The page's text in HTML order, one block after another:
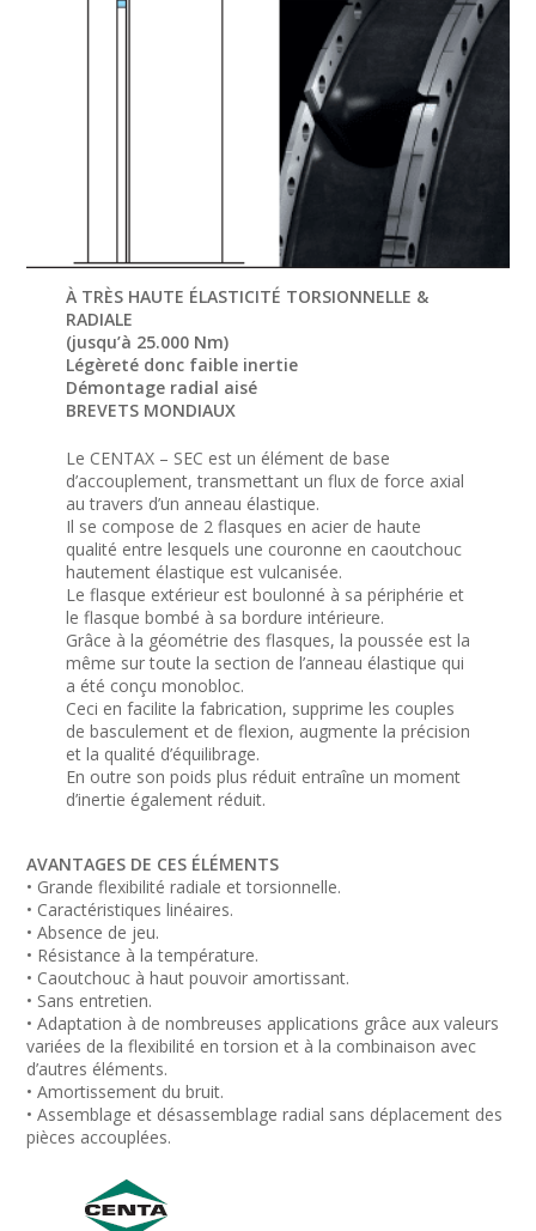
À TRÈS HAUTE ÉLASTICITÉ TORSIONNELLE &
RADIALE
(jusqu’à 25.000 Nm)
Légèreté donc faible inertie
Démontage radial aisé
BREVETS MONDIAUX
Le CENTAX – SEC est un élément de base
d’accouplement, transmettant un flux de force axial
au travers d’un anneau élastique.
Il se compose de 2 flasques en acier de haute
qualité entre lesquels une couronne en caoutchouc
hautement élastique est vulcanisée.
Le flasque extérieur est boulonné à sa périphérie et
le flasque bombé à sa bordure intérieure.
Grâce à la géométrie des flasques, la poussée est la
même sur toute la section de l’anneau élastique qui
a été conçu monobloc.
Ceci en facilite la fabrication, supprime les couples
de basculement et de flexion, augmente la précision
et la qualité d’équilibrage.
En outre son poids plus réduit entraîne un moment
d’inertie également réduit.
AVANTAGES DE CES ÉLÉMENTS
• Grande flexibilité radiale et torsionnelle.
• Caractéristiques linéaires.
• Absence de jeu.
• Résistance à la température.
• Caoutchouc à haut pouvoir amortissant.
• Sans entretien.
• Adaptation à de nombreuses applications grâce aux valeurs
variées de la flexibilité en torsion et à la combinaison avec
d’autres éléments.
• Amortissement du bruit.
• Assemblage et désassemblage radial sans déplacement des
pièces accouplées.